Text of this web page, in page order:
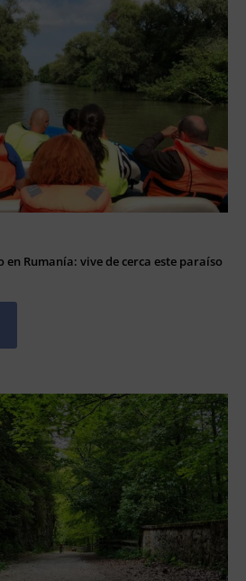
Rumanía: vive de cerca este paraíso